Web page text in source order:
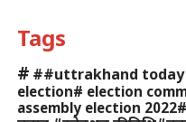
Tags
# ##uttrakhand
election# election
assembly election